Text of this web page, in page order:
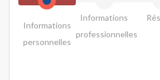
Informations
personnelles
Informations
professionnelles